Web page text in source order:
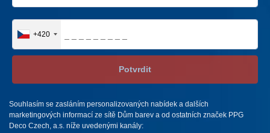
+420
Potvrdit
Souhlasím se zasláním personalizovaných nabídek a dalších
marketingových informací ze sítě Dům barev a od ostatních značek PPG
Deco Czech, a.s. níže uvedenými kanály: